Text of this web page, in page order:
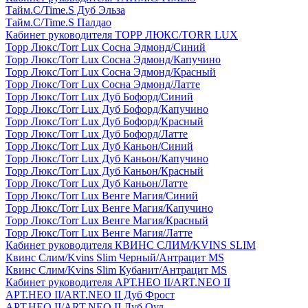
Тайм.С/Time.S Дуб Эльза
Тайм.С/Time.S Палдао
Кабинет руководителя ТОРР ЛЮКС/TORR LUX
Торр Люкс/Torr Lux Сосна Эдмонд/Синий
Торр Люкс/Torr Lux Сосна Эдмонд/Капучино
Торр Люкс/Torr Lux Сосна Эдмонд/Красный
Торр Люкс/Torr Lux Сосна Эдмонд/Латте
Торр Люкс/Torr Lux Дуб Бофорд/Синий
Торр Люкс/Torr Lux Дуб Бофорд/Капучино
Торр Люкс/Torr Lux Дуб Бофорд/Красный
Торр Люкс/Torr Lux Дуб Бофорд/Латте
Торр Люкс/Torr Lux Дуб Каньон/Синий
Торр Люкс/Torr Lux Дуб Каньон/Капучино
Торр Люкс/Torr Lux Дуб Каньон/Красный
Торр Люкс/Torr Lux Дуб Каньон/Латте
Торр Люкс/Torr Lux Венге Магия/Синий
Торр Люкс/Torr Lux Венге Магия/Капучино
Торр Люкс/Torr Lux Венге Магия/Красный
Торр Люкс/Torr Lux Венге Магия/Латте
Кабинет руководителя КВИНС СЛИМ/KVINS SLIM
Квинс Слим/Kvins Slim Черный/Антрацит MS
Квинс Слим/Kvins Slim Кубанит/Антрацит MS
Кабинет руководителя АРТ.НЕО II/ART.NEO II
АРТ.НЕО II/ART.NEO II Дуб Фрост